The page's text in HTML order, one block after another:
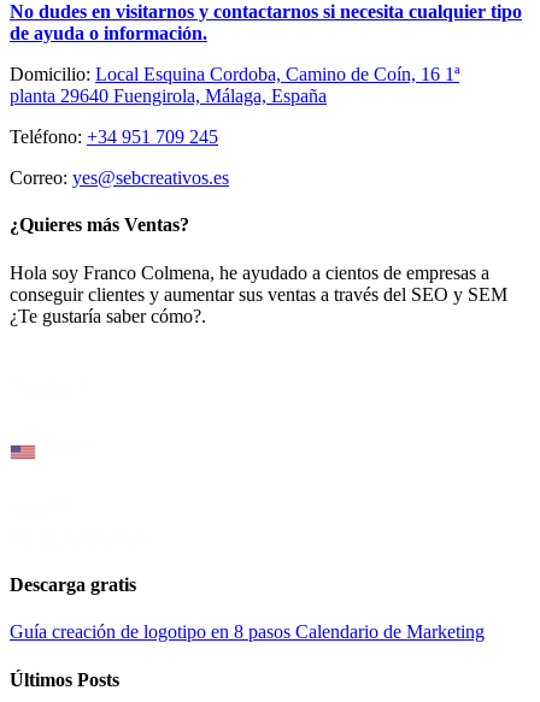
No dudes en visitarnos y contactarnos si necesita cualquier tipo
de ayuda o información.
Domicilio: Local Esquina Cordoba, Camino de Coín, 16 1ª
planta 29640 Fuengirola, Málaga, España
Teléfono: +34 951 709 245
Correo: yes@sebcreativos.es
¿Quieres más Ventas?
Hola soy Franco Colmena, he ayudado a cientos de empresas a
conseguir clientes y aumentar sus ventas a través del SEO y SEM
¿Te gustaría saber cómo?.
Teléfono
Descarga gratis
Guía creación de logotipo en 8 pasos Calendario de Marketing
Últimos Posts